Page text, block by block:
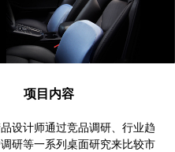
项目内容
设计师通过竞品调研、行业趋
研等一系列桌面研究来比较市